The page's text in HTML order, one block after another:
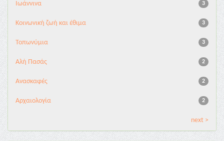
3
Ιωάννινα
3
Κοινωνική ζωή και έθιμα
3
Τοπωνύμια
2
Αλή Πασάς
2
Ανασκαφές
2
Αρχαιολογία
next >